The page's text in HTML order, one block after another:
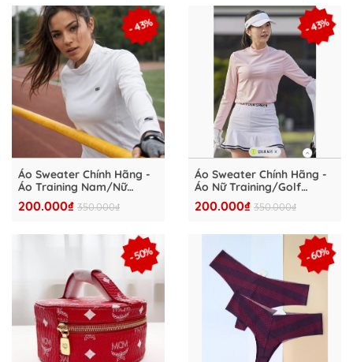
- 43%
Áo Sweater Chính Hãng -
Áo Training Nam/Nữ
Skechers Thun Thể Thao
'White' - ATN-04
200.000₫ 350.000₫
- 43%
Áo Sweater Chính Hãng -
Áo Nữ Training/Golf
Skechers Thun Thể Thao
'Hồng' - ATN-02
200.000₫ 350.000₫
- 50% - 60%